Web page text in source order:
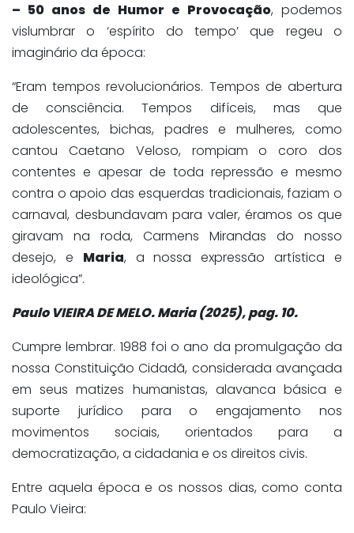
– 50 anos de Humor e Provocação, podemos
vislumbrar o ‘espírito do tempo’ que regeu o
imaginário da época:
“Eram tempos revolucionários. Tempos de abertura
de consciência. Tempos difíceis, mas que
adolescentes, bichas, padres e mulheres, como
cantou Caetano Veloso, rompiam o coro dos
contentes e apesar de toda repressão e mesmo
contra o apoio das esquerdas tradicionais, faziam o
carnaval, desbundavam para valer, éramos os que
giravam na roda, Carmens Mirandas do nosso
desejo, e Maria, a nossa expressão artística e
ideológica”.
Paulo VIEIRA DE MELO. Maria (2025), pag. 10.
Cumpre lembrar. 1988 foi o ano da promulgação da
nossa Constituição Cidadã, considerada avançada
em seus matizes humanistas, alavanca básica e
suporte jurídico para o engajamento nos
movimentos sociais, orientados para a
democratização, a cidadania e os direitos civis.
Entre aquela época e os nossos dias, como conta
Paulo Vieira: